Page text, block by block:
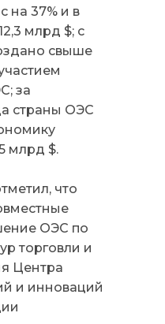
на 37% и в
млрд $; с
свыше
за
страны ОЭС
млрд $.
что
ОЭС по
торговли и
Центра
и инноваций